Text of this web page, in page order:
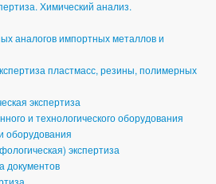
Химический анализ.
аналогов импортных металлов и
пластмасс, резины, полимерных
экспертиза
и технологического оборудования
оборудования
экспертиза
документов